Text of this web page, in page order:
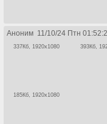
Аноним 11/10/24 Птн
337Кб, 1920x1080 393Кб,
185Кб, 1920x1080